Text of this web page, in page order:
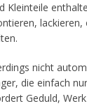
Kleinteile
lackieren,
nicht
die einfach
Geduld,